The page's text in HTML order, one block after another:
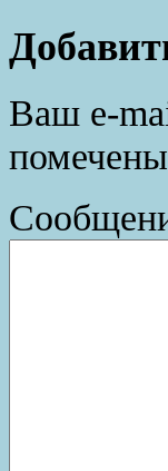
Ваш e-
помечены